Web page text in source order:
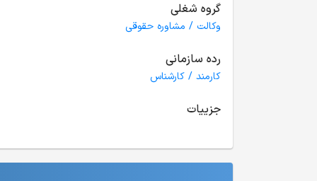
گروه شغلی
وکالت / مشاوره حقوقی
رده سازمانی
کارمند / کارشناس
جزییات